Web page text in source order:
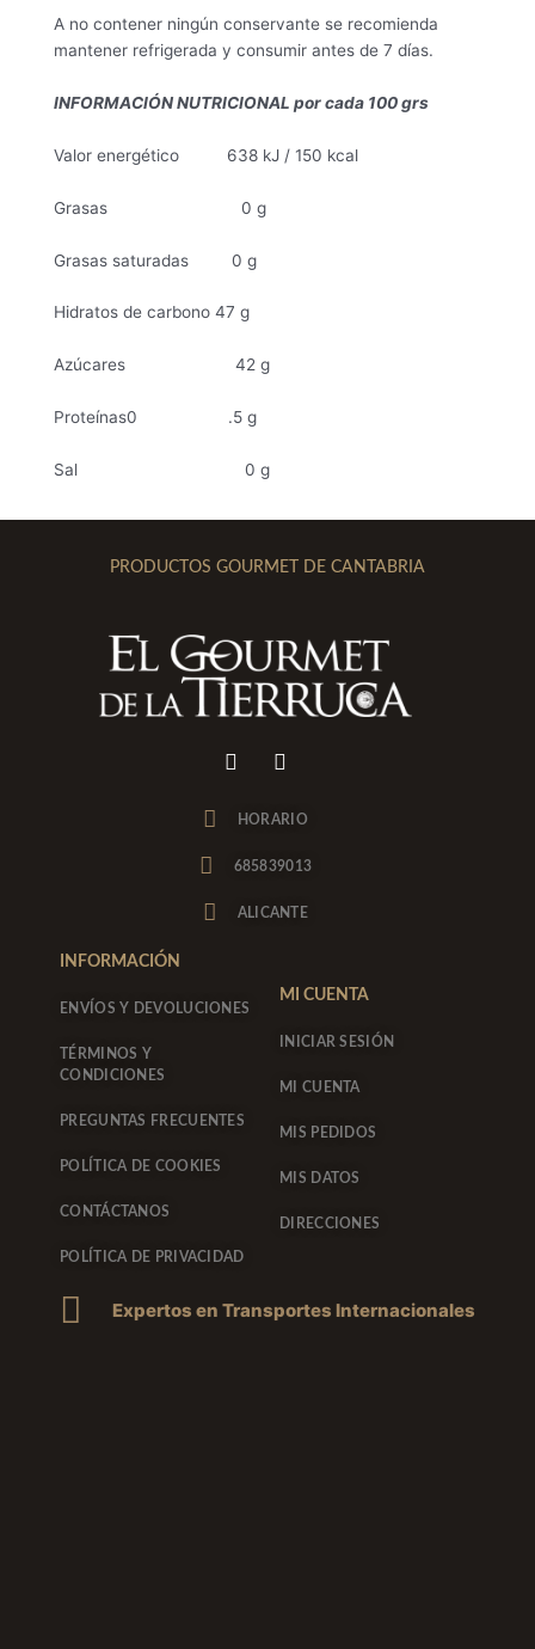
A no contener ningún conservante se recomienda
mantener refrigerada y consumir antes de 7 días.
INFORMACIÓN NUTRICIONAL por cada 100 grs
Valor energético 638 kJ / 150 kcal
Grasas 0 g
Grasas saturadas 0 g
Hidratos de carbono 47 g
Azúcares 42 g
Proteínas0 .5 g
Sal 0 g
PRODUCTOS GOURMET DE CANTABRIA
I
n
g
r
m
F
a
e
o
o
k
-
HORARIO
685839013
ALICANTE
INFORMACIÓN
ENVÍOS Y DEVOLUCIONES
TÉRMINOS Y
CONDICIONES
PREGUNTAS FRECUENTES
POLÍTICA DE COOKIES
CONTÁCTANOS
POLÍTICA DE PRIVACIDAD
MI CUENTA
INICIAR SESIÓN
MI CUENTA
MIS PEDIDOS
MIS DATOS
DIRECCIONES
Expertos en Transportes Internacionales